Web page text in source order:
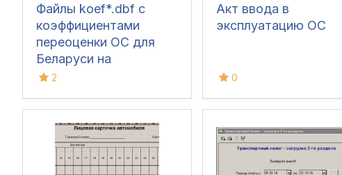
Файлы koef*.dbf с
коэффициентами
переоценки ОС для
Беларуси на
01.01.2023
2
Акт ввода в
эксплуатацию ОС
0